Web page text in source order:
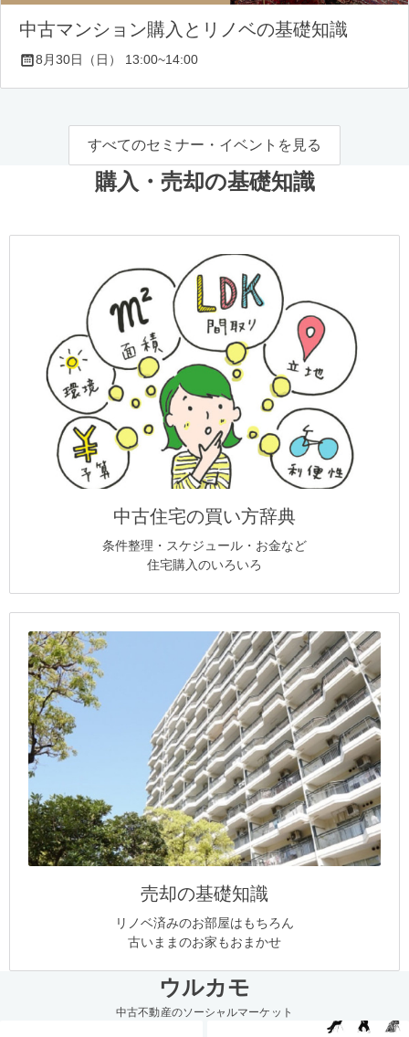
中古マンション購入とリノベの基礎知識
8月30日（日） 13:00~14:00
すべてのセミナー・イベントを見る
購入・売却の基礎知識
中古住宅の買い方辞典
条件整理・スケジュール・お金など
住宅購入のいろいろ
売却の基礎知識
リノベ済みのお部屋はもちろん
古いままのお家もおまかせ
ウルカモ
中古不動産のソーシャルマーケット